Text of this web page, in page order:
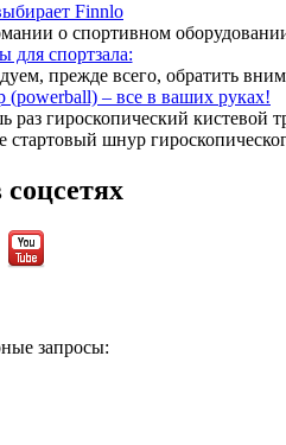
Finnlo
о спортивном
для спортзала:
прежде всего, обратить
(powerball) – все в ваших руках!
гироскопический кистевой
шнур
запросы: